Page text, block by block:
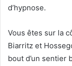
d’hypnose.
Vous êtes sur la
Biarritz et
bout d’un sentier